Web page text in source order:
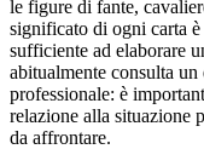
le figure di fante,
significato di ogni carta
sufficiente ad elaborare
abitualmente consulta un
professionale: è
relazione alla situazione
da affrontare.